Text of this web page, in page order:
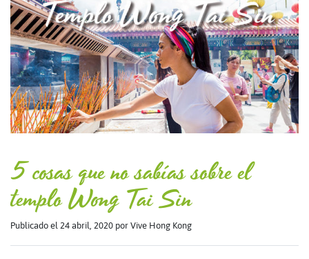
5 cosas que no sabías sobre el
templo Wong Tai Sin
Publicado el 24 abril, 2020 por Vive Hong Kong